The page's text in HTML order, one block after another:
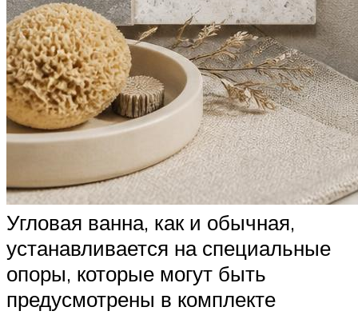
Угловая ванна, как и обычная,
устанавливается на специальные
опоры, которые могут быть
предусмотрены в комплекте